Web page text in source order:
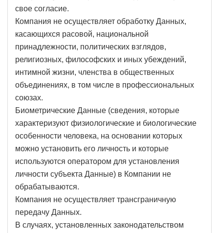
свое согласие.
Компания не осуществляет обработку Данных,
касающихся расовой, национальной
принадлежности, политических взглядов,
религиозных, философских и иных убеждений,
интимной жизни, членства в общественных
объединениях, в том числе в профессиональных
союзах.
Биометрические Данные (сведения, которые
характеризуют физиологические и биологические
особенности человека, на основании которых
можно установить его личность и которые
используются оператором для установления
личности субъекта Данные) в Компании не
обрабатываются.
Компания не осуществляет трансграничную
передачу Данных.
В случаях, установленных законодательством